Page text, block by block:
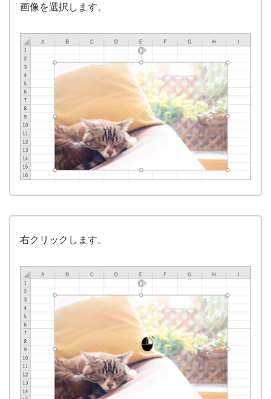
画像を選択します。
右クリックします。